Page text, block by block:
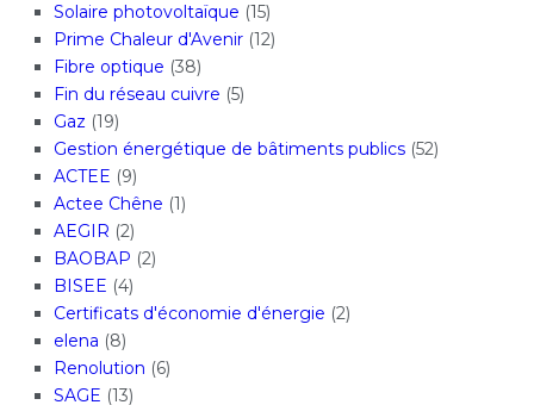
Solaire photovoltaïque (15)
Prime Chaleur d'Avenir(12)
Fibre optique (38)
Fin du réseau cuivre (5)
Gaz (19)
Gestion énergétique de bâtiments publics(52)
ACTEE (9)
Actee Chêne (1)
AEGIR (2)
BAOBAP (2)
BISEE (4)
Certificats d'économie d'énergie (2)
elena (8)
Renolution (6)
SAGE (13)